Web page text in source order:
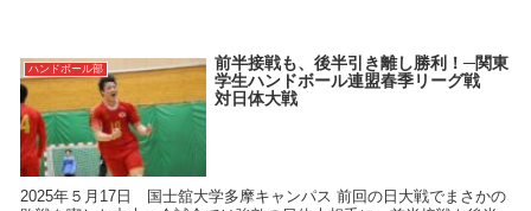
ハンドボール部
前半接戦も、後半引き離し勝利！─関東
学生ハンドボール連盟春季リーグ戦
対日体大戦
2025年５月17日 国士舘大学多摩キャンパス 前回の日大戦でまさかの